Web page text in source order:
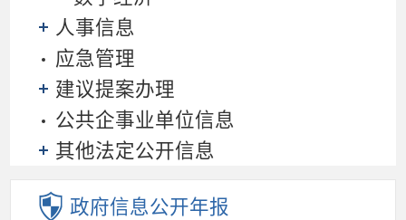
人事信息
应急管理
建议提案办理
公共企事业单位信息
其他法定公开信息
政府信息公开年报